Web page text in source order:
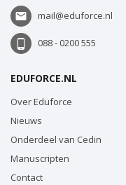
mail@eduforce.nl
088 - 0200 555
EDUFORCE.NL
Over Eduforce
Nieuws
Onderdeel van Cedin
Manuscripten
Contact